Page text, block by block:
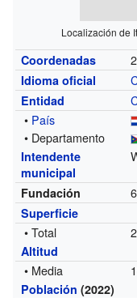
Localización de
Coordenadas
Idioma oficial
Entidad
• País
• Departamento
Intendente
municipal
Fundación
Superficie
• Total
Altitud
• Media
Población (2022)